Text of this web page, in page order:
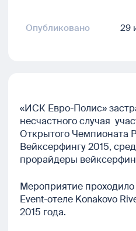
Опубликовано 29
«ИСК Евро-Полис»
несчастного случая
Открытого Чемпионата
Вейксерфингу 2015,
прорайдеры
Мероприятие
Event-отеле Konakovo
2015 года.